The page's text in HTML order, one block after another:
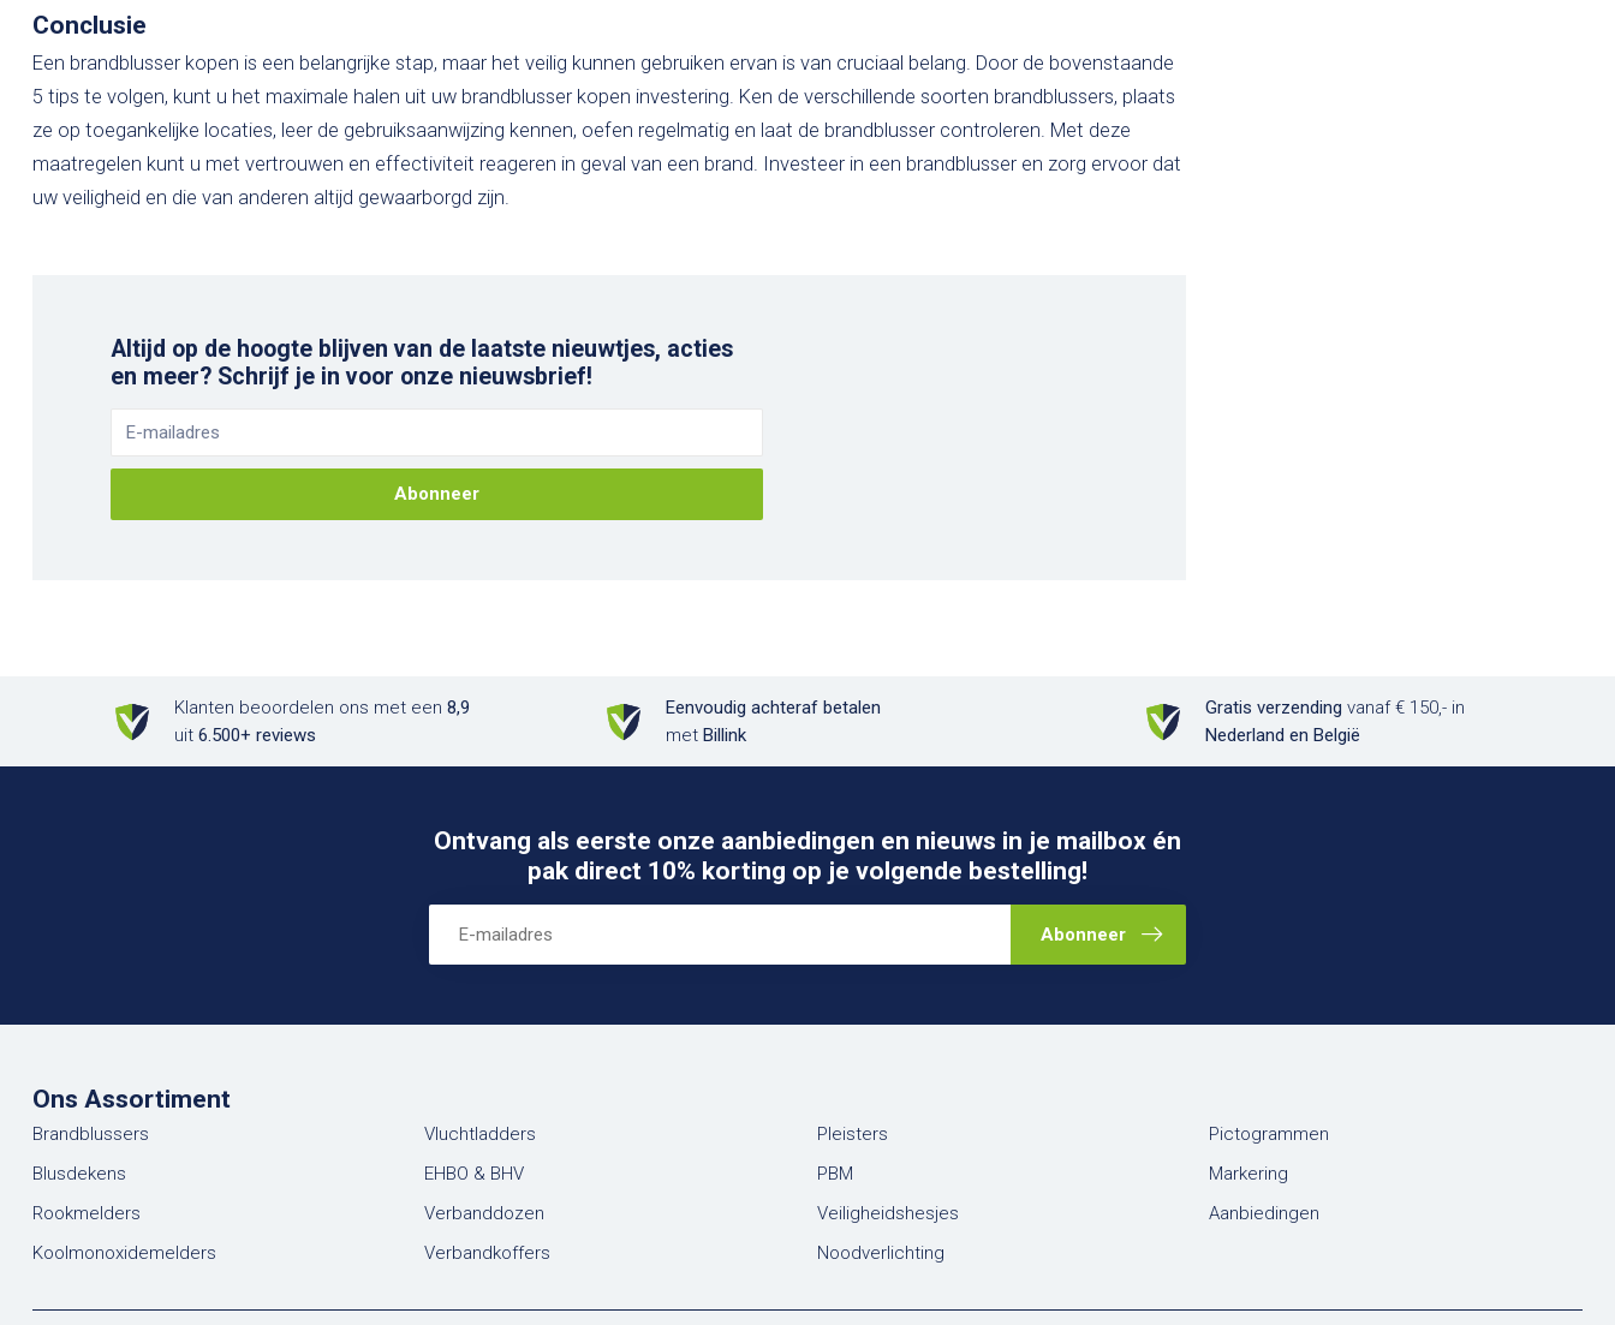
Conclusie
Een brandblusser kopen is een belangrijke stap, maar het veilig kunnen gebruiken ervan is van cruciaal belang. Door de bovenstaande
5 tips te volgen, kunt u het maximale halen uit uw brandblusser kopen investering. Ken de verschillende soorten brandblussers, plaats
ze op toegankelijke locaties, leer de gebruiksaanwijzing kennen, oefen regelmatig en laat de brandblusser controleren. Met deze
maatregelen kunt u met vertrouwen en effectiviteit reageren in geval van een brand. Investeer in een brandblusser en zorg ervoor dat
uw veiligheid en die van anderen altijd gewaarborgd zijn.
Altijd op de hoogte blijven van de laatste nieuwtjes, acties
en meer? Schrijf je in voor onze nieuwsbrief!
Abonneer
Klanten beoordelen ons met een8,9
uit6.500+ reviews
Eenvoudig achteraf betalen
met Billink
Gratis verzending vanaf € 150,- in
Nederland en België
Ontvang als eerste onze aanbiedingen en nieuws in je mailbox én
pak direct 10% korting op je volgende bestelling!
Abonneer
Ons Assortiment
Brandblussers
Blusdekens
Rookmelders
Koolmonoxidemelders
Vluchtladders
EHBO & BHV
Verbanddozen
Verbandkoffers
Pleisters
PBM
Veiligheidshesjes
Noodverlichting
Pictogrammen
Markering
Aanbiedingen